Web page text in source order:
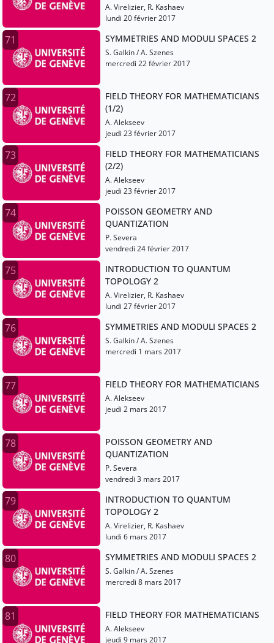
A. Virelizier, R. Kashaev
lundi 20 février 2017
71 SYMMETRIES AND MODULI SPACES 2
S. Galkin / A. Szenes
mercredi 22 février 2017
72
FIELD THEORY FOR MATHEMATICIANS
(1/2)
A. Alekseev
jeudi 23 février 2017
73
FIELD THEORY FOR MATHEMATICIANS
(2/2)
A. Alekseev
jeudi 23 février 2017
74
POISSON GEOMETRY AND
QUANTIZATION
P. Severa
vendredi 24 février 2017
75
INTRODUCTION TO QUANTUM
TOPOLOGY 2
A. Virelizier, R. Kashaev
lundi 27 février 2017
76 SYMMETRIES AND MODULI SPACES 2
S. Galkin / A. Szenes
mercredi 1 mars 2017
77 FIELD THEORY FOR MATHEMATICIANS
A. Alekseev
jeudi 2 mars 2017
78
POISSON GEOMETRY AND
QUANTIZATION
P. Severa
vendredi 3 mars 2017
79
INTRODUCTION TO QUANTUM
TOPOLOGY 2
A. Virelizier, R. Kashaev
lundi 6 mars 2017
80 SYMMETRIES AND MODULI SPACES 2
S. Galkin / A. Szenes
mercredi 8 mars 2017
81 FIELD THEORY FOR MATHEMATICIANS
A. Alekseev
jeudi 9 mars 2017